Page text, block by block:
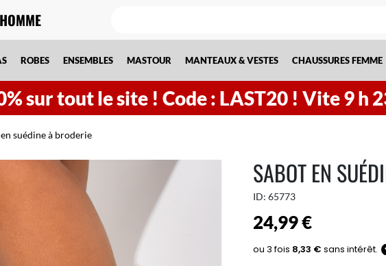
sur tout le site ! Code : LAST20 ! Vite9h
HOMME
ROBES ENSEMBLES MASTOUR MANTEAUX & VESTES CHAUSSURES FEMME
suédine à broderie
SABOT EN
ID: 65773
24,99 €